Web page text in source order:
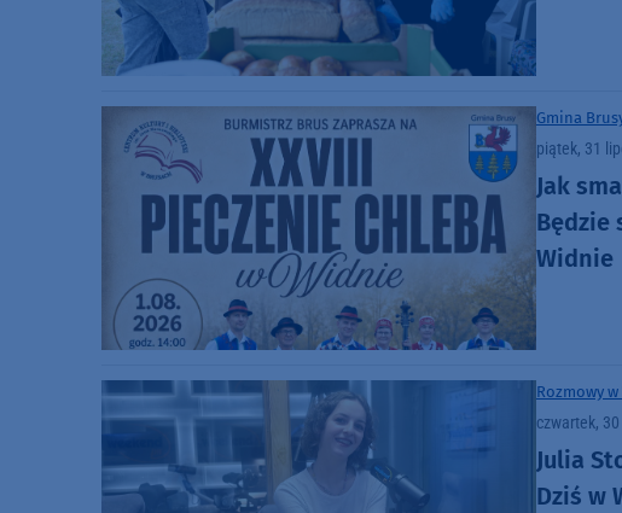
Gmina
piątek, 31
Jak
Będzie
Widnie
Rozmowy
czwartek,
Julia
Dziś w